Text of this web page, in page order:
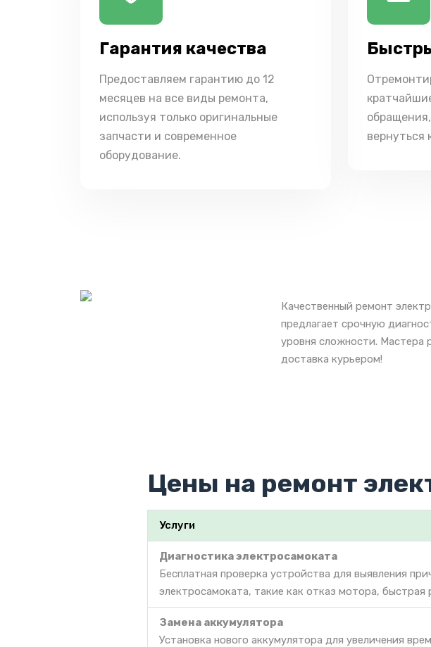
Гарантия качества
Предоставляем гарантию до 12
месяцев на все виды ремонта,
используя только оригинальные
запчасти и современное
оборудование.
вернуться
Качественный ремонт
предлагает срочную
уровня сложности. Мастера
доставка курьером!
Цены на ремонт
Услуги
Диагностика электросамоката
Бесплатная проверка устройства для выявления
электросамоката, такие как отказ мотора, быстрая
Замена аккумулятора
Установка нового аккумулятора для увеличения